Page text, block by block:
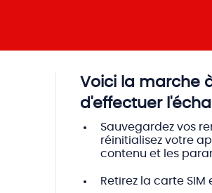
Voici la marche
d'effectuer
Sauvegardez vos
réinitialisez votre
contenu et les
Retirez la carte SIM